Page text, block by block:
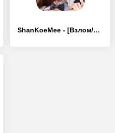
ShanKoeMee - [Взлом/МОД Бесконечные деньги]